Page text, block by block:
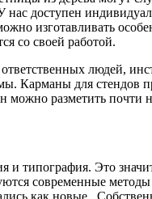
доступен
изготавливать
со своей работой.
людей,
для стендов
можно разметить почти
и типография. Это
современные